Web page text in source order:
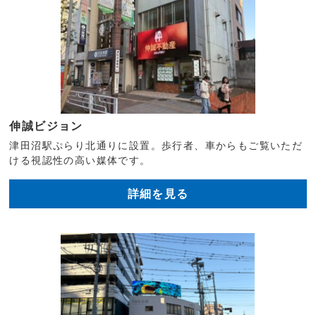
伸誠ビジョン
津田沼駅ぷらり北通りに設置。歩行者、車からもご覧いただ
ける視認性の高い媒体です。
詳細を見る